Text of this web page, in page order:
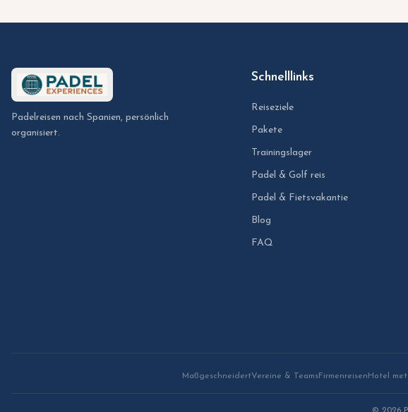
Padelreisen nach Spanien, persönlich
organisiert.
Schnelllinks
Reiseziele
Pakete
Trainingslager
Padel & Golf reis
Padel & Fietsvakantie
Blog
FAQ
MaßgeschneidertVereine & TeamsFirmenreisen Hotel met